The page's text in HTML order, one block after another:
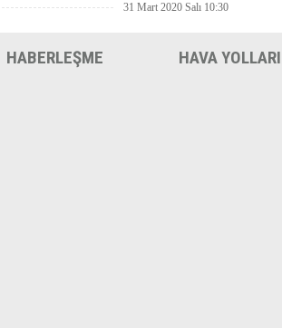
31 Mart 2020 Salı 10:30
HABERLEŞME HAVA YOLLARI